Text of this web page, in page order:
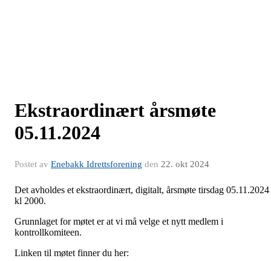
Ekstraordinært årsmøte
05.11.2024
Postet av Enebakk Idrettsforening den 22. okt 2024
Det avholdes et ekstraordinært, digitalt, årsmøte tirsdag 05.11.2024
kl 2000.
Grunnlaget for møtet er at vi må velge et nytt medlem i
kontrollkomiteen.
Linken til møtet finner du her: